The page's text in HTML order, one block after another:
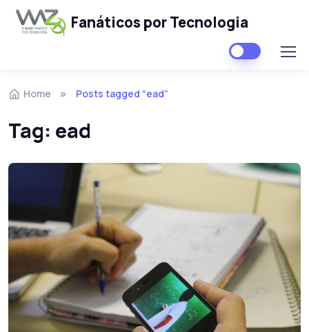
Fanáticos por Tecnologia
Home Posts tagged “ead”
Tag: ead